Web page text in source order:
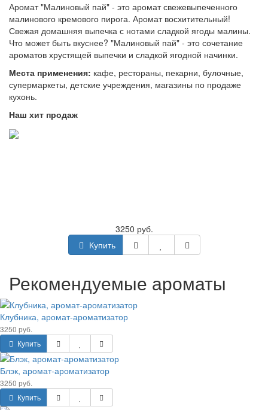
Аромат "Малиновый пай" - это аромат свежевыпеченного
малинового кремового пирога. Аромат восхитительный!
Свежая домашняя выпечка с нотами сладкой ягоды малины.
Что может быть вкуснее? "Малиновый пай" - это сочетание
ароматов хрустящей выпечки и сладкой ягодной начинки.
Места применения: кафе, рестораны, пекарни, булочные,
супермаркеты, детские учреждения, магазины по продаже
кухонь.
Наш хит продаж
3250 руб.
Купить
Рекомендуемые ароматы
Клубника, аромат-ароматизатор
3250 руб.
Купить
Блэк, аромат-ароматизатор
3250 руб.
Купить